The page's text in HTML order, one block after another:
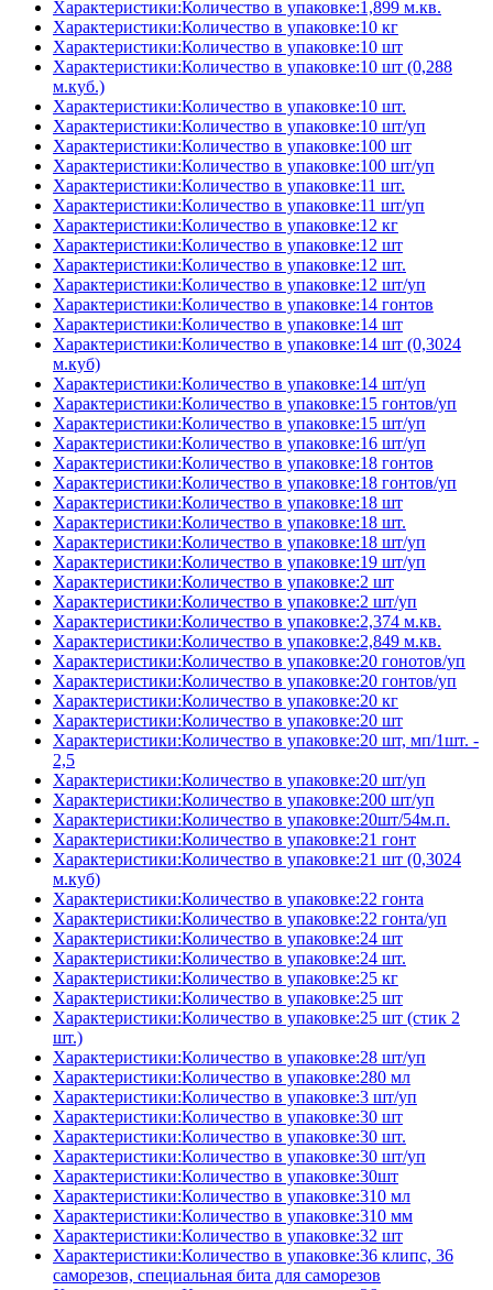
Характеристики:Количество в упаковке:1,899 м.кв.
Характеристики:Количество в упаковке:10 кг
Характеристики:Количество в упаковке:10 шт
Характеристики:Количество в упаковке:10 шт (0,288
м.куб.)
Характеристики:Количество в упаковке:10 шт.
Характеристики:Количество в упаковке:10 шт/уп
Характеристики:Количество в упаковке:100 шт
Характеристики:Количество в упаковке:100 шт/уп
Характеристики:Количество в упаковке:11 шт.
Характеристики:Количество в упаковке:11 шт/уп
Характеристики:Количество в упаковке:12 кг
Характеристики:Количество в упаковке:12 шт
Характеристики:Количество в упаковке:12 шт.
Характеристики:Количество в упаковке:12 шт/уп
Характеристики:Количество в упаковке:14 гонтов
Характеристики:Количество в упаковке:14 шт
Характеристики:Количество в упаковке:14 шт (0,3024
м.куб)
Характеристики:Количество в упаковке:14 шт/уп
Характеристики:Количество в упаковке:15 гонтов/уп
Характеристики:Количество в упаковке:15 шт/уп
Характеристики:Количество в упаковке:16 шт/уп
Характеристики:Количество в упаковке:18 гонтов
Характеристики:Количество в упаковке:18 гонтов/уп
Характеристики:Количество в упаковке:18 шт
Характеристики:Количество в упаковке:18 шт.
Характеристики:Количество в упаковке:18 шт/уп
Характеристики:Количество в упаковке:19 шт/уп
Характеристики:Количество в упаковке:2 шт
Характеристики:Количество в упаковке:2 шт/уп
Характеристики:Количество в упаковке:2,374 м.кв.
Характеристики:Количество в упаковке:2,849 м.кв.
Характеристики:Количество в упаковке:20 гонотов/уп
Характеристики:Количество в упаковке:20 гонтов/уп
Характеристики:Количество в упаковке:20 кг
Характеристики:Количество в упаковке:20 шт
Характеристики:Количество в упаковке:20 шт, мп/1шт. -
2,5
Характеристики:Количество в упаковке:20 шт/уп
Характеристики:Количество в упаковке:200 шт/уп
Характеристики:Количество в упаковке:20шт/54м.п.
Характеристики:Количество в упаковке:21 гонт
Характеристики:Количество в упаковке:21 шт (0,3024
м.куб)
Характеристики:Количество в упаковке:22 гонта
Характеристики:Количество в упаковке:22 гонта/уп
Характеристики:Количество в упаковке:24 шт
Характеристики:Количество в упаковке:24 шт.
Характеристики:Количество в упаковке:25 кг
Характеристики:Количество в упаковке:25 шт
Характеристики:Количество в упаковке:25 шт (стик 2
шт.)
Характеристики:Количество в упаковке:28 шт/уп
Характеристики:Количество в упаковке:280 мл
Характеристики:Количество в упаковке:3 шт/уп
Характеристики:Количество в упаковке:30 шт
Характеристики:Количество в упаковке:30 шт.
Характеристики:Количество в упаковке:30 шт/уп
Характеристики:Количество в упаковке:30шт
Характеристики:Количество в упаковке:310 мл
Характеристики:Количество в упаковке:310 мм
Характеристики:Количество в упаковке:32 шт
Характеристики:Количество в упаковке:36 клипс, 36
саморезов, специальная бита для саморезов